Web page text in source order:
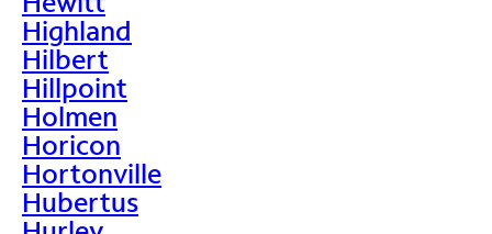
Highland
Hilbert
Hillpoint
Holmen
Horicon
Hortonville
Hubertus